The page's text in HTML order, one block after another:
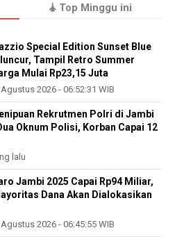
Top Minggu ini
Special Edition Sunset Blue
Tampil Retro Summer
Mulai Rp23,15 Juta
2026 - 06:52:31 WIB
Rekrutmen Polri di Jambi
Oknum Polisi, Korban Capai 12
lalu
Jambi 2025 Capai Rp94 Miliar,
Dana Akan Dialokasikan
2026 - 06:45:55 WIB